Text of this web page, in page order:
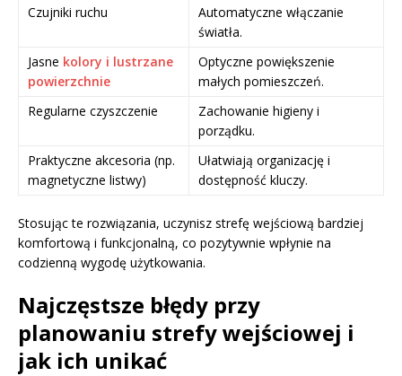
Czujniki ruchu
Automatyczne włączanie
światła.
Jasne kolory i lustrzane
powierzchnie
Optyczne powiększenie
małych pomieszczeń.
Regularne czyszczenie
Zachowanie higieny i
porządku.
Praktyczne akcesoria (np.
magnetyczne listwy)
Ułatwiają organizację i
dostępność kluczy.
Stosując te rozwiązania, uczynisz strefę wejściową bardziej
komfortową i funkcjonalną, co pozytywnie wpłynie na
codzienną wygodę użytkowania.
Najczęstsze błędy przy
planowaniu strefy wejściowej i
jak ich unikać